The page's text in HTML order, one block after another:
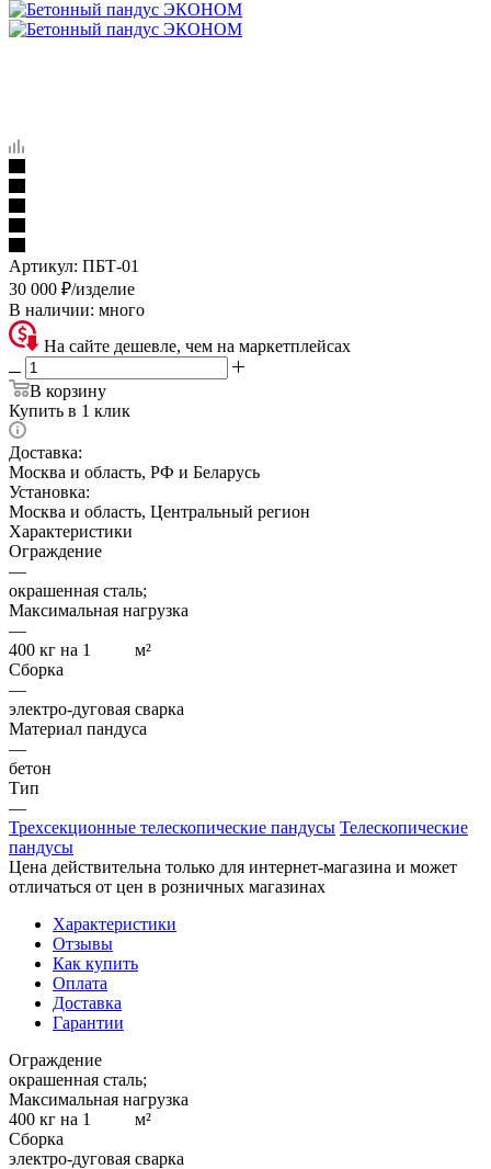
Артикул: ПБТ-01
30 000 ₽/изделие
В наличии: много
На сайте дешевле, чем на маркетплейсах
В корзину
Купить в 1 клик
Доставка:
Москва и область, РФ и Беларусь
Установка:
Москва и область, Центральный регион
Характеристики
Ограждение
—
окрашенная сталь;
Максимальная нагрузка
—
400 кг на 1 м²
Сборка
—
электро-дуговая сварка
Материал пандуса
—
бетон
Тип
—
Трехсекционные телескопические пандусы Телескопические
пандусы
Цена действительна только для интернет-магазина и может
отличаться от цен в розничных магазинах
Характеристики
Отзывы
Как купить
Оплата
Доставка
Гарантии
Ограждение
окрашенная сталь;
Максимальная нагрузка
400 кг на 1 м²
Сборка
электро-дуговая сварка